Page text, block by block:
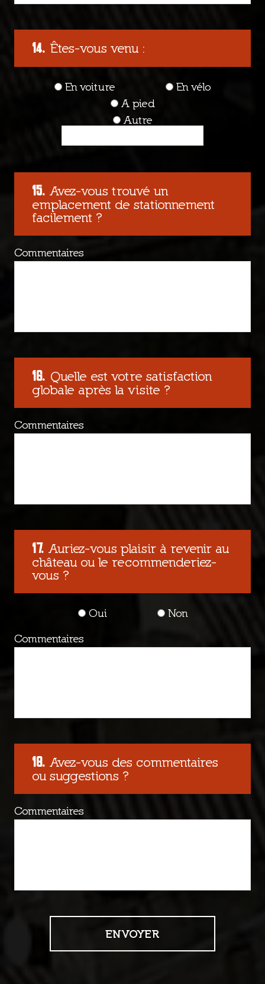
Êtes-vous venu :
En voiture
En vélo
A pied
Autre
Avez-vous trouvé un
emplacement de stationnement
facilement ?
Commentaires
Quelle est votre satisfaction
globale après la visite ?
Commentaires
Auriez-vous plaisir à revenir au
château ou le recommenderiez-
vous ?
Oui Non
Commentaires
Avez-vous des commentaires
ou suggestions ?
Commentaires